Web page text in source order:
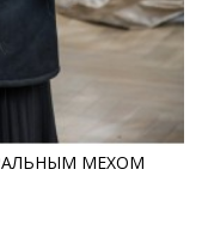
МЕХОМ